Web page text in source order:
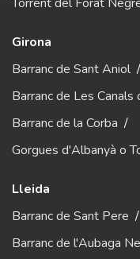
Girona
Barranc de Sant Aniol /
Barranc de Les Canals
Barranc de la Corba /
Gorgues d'Albanyà o
Lleida
Barranc de Sant Pere /
Barranc de l'Aubaga